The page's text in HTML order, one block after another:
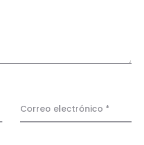
Correo electrónico *